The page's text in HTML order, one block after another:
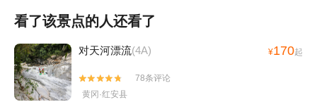
看了该景点的人还看了
对天河漂流(4A) ¥170起


78条评论
黄冈·红安县